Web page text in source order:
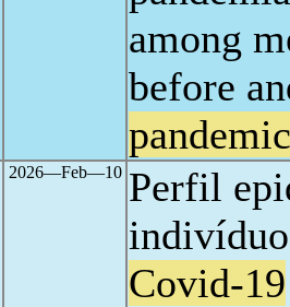
among
before
pandemic
2026―Feb―10 Perfil
Covid-19